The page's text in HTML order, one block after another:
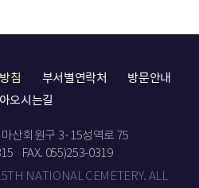
침 부서별연락처
방문안내
오시는길
산회원구 3·15성역로 75
FAX. 055)253-0319
NATIONAL CEMETERY. ALL